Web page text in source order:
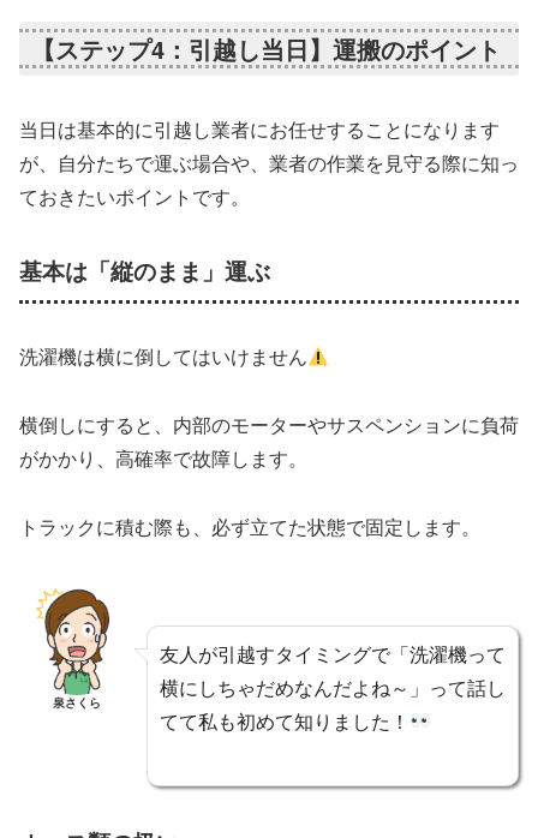
【ステップ4：引越し当日】運搬のポイント
当日は基本的に引越し業者にお任せすることになります
が、自分たちで運ぶ場合や、業者の作業を見守る際に知っ
ておきたいポイントです。
基本は「縦のまま」運ぶ
洗濯機は横に倒してはいけません
横倒しにすると、内部のモーターやサスペンションに負荷
がかかり、高確率で故障します。
トラックに積む際も、必ず立てた状態で固定します。
泉さくら
友人が引越すタイミングで「洗濯機って
横にしちゃだめなんだよね～」って話し
てて私も初めて知りました！